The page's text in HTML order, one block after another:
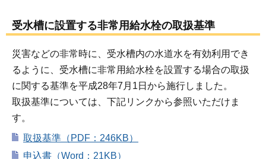
受水槽に設置する非常用給水栓の取扱基準
災害などの非常時に、受水槽内の水道水を有効利用でき
るように、受水槽に非常用給水栓を設置する場合の取扱
に関する基準を平成28年7月1日から施行しました。
取扱基準については、下記リンクから参照いただけま
す。
取扱基準（PDF：246KB）
申込書（Word：21KB）